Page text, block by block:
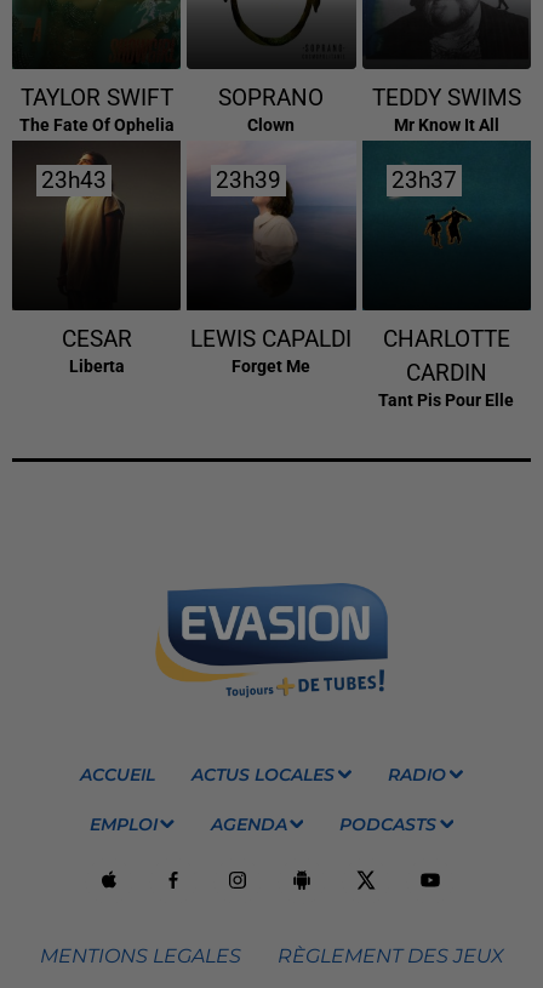
TAYLOR SWIFT
The Fate Of Ophelia
SOPRANO
Clown
TEDDY SWIMS
Mr Know It All
23h43
23h43
CESAR
Liberta
23h39
23h39
LEWIS CAPALDI
Forget Me
23h37
23h37
CHARLOTTE
CARDIN
Tant Pis Pour Elle
ACCUEIL ACTUS LOCALES RADIO
EMPLOI AGENDA PODCASTS
MENTIONS LEGALES RÈGLEMENT DES JEUX